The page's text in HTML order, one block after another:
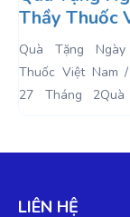
Thuốc Việt
/ Ngày 27
2
Tặng Ngày Thầy
Việt Nam / Ngày
2Quà Tặng
LIÊN HỆ